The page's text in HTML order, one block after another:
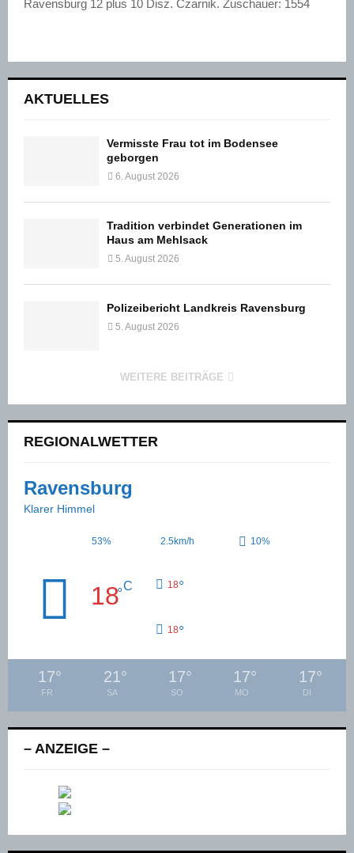
Ravensburg 12 plus 10 Disz. Czarnik. Zuschauer: 1554
AKTUELLES
Vermisste Frau tot im Bodensee
geborgen
6. August 2026
Tradition verbindet Generationen im
Haus am Mehlsack
5. August 2026
Polizeibericht Landkreis Ravensburg
5. August 2026
WEITERE BEITRÄGE
REGIONALWETTER
Ravensburg
Klarer Himmel
53% 2.5km/h 10%
18°C 18°
18°
17°
FR
21°
SA
17°
SO
17°
MO
17°
DI
– ANZEIGE –